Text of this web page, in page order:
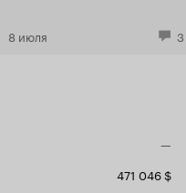
«Кинопорт»
8 июля 3
—
471 046 $